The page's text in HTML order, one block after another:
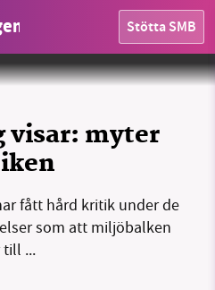
Stötta SMB
visar: myter
fått hård kritik under de
som att miljöbalken
till ...
Axel Adolfsson/Moderaterna /